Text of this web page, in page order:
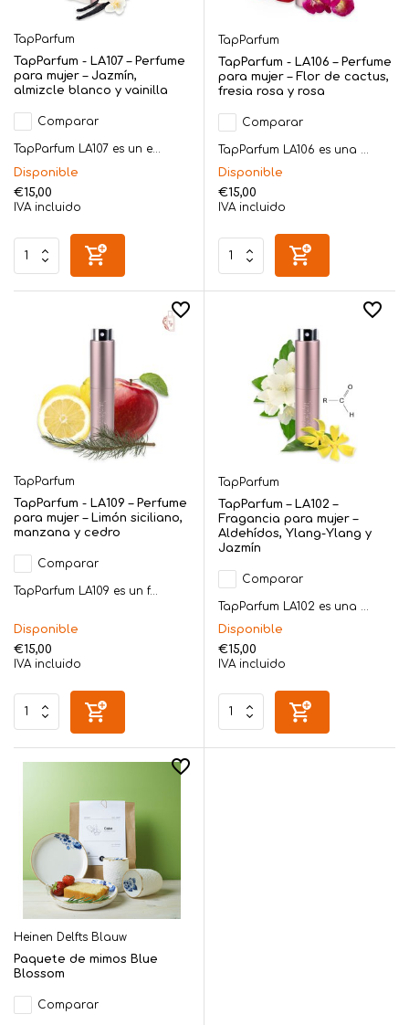
TapParfum
TapParfum - LA107 – Perfume
para mujer – Jazmín,
almizcle blanco y vainilla
Comparar
TapParfum LA107 es un e...
Disponible
€15,00
IVA incluido
TapParfum
TapParfum - LA106 – Perfume
para mujer – Flor de cactus,
fresia rosa y rosa
Comparar
TapParfum LA106 es una ...
Disponible
€15,00
IVA incluido
TapParfum
TapParfum - LA109 – Perfume
para mujer – Limón siciliano,
manzana y cedro
Comparar
TapParfum LA109 es un f...
Disponible
€15,00
IVA incluido
TapParfum
TapParfum – LA102 –
Fragancia para mujer –
Aldehídos, Ylang-Ylang y
Jazmín
Comparar
TapParfum LA102 es una ...
Disponible
€15,00
IVA incluido
Heinen Delfts Blauw
Paquete de mimos Blue
Blossom
Comparar